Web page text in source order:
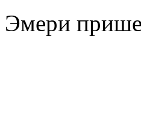
Эмери